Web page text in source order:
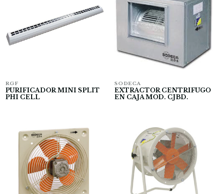
RGF
PURIFICADOR MINI SPLIT
PHI CELL
SODECA
EXTRACTOR CENTRIFUGO
EN CAJA MOD. CJBD.